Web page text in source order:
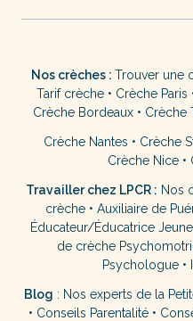
Nos crèches : Trouver une
Tarif crèche • Crèche Paris
Crèche Bordeaux• Crèche
Crèche Nantes • Crèche
Crèche Nice •
Travailler chez LPCR : Nos
crèche• Auxiliaire de
Éducateur/Éducatrice
de crèche
Psychologue •
Blog : Nos experts de la
• Conseils Parentalité•